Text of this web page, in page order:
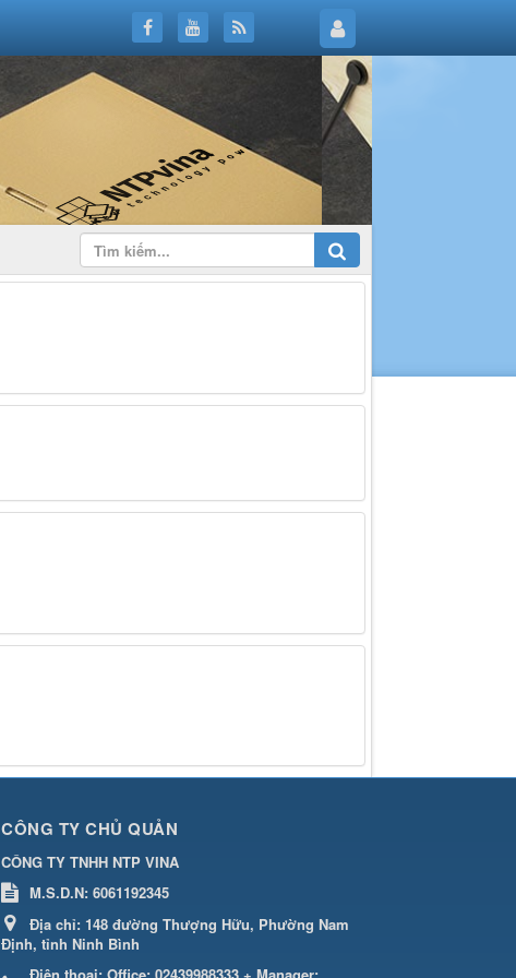
CÔNG TY CHỦ QUẢN
CÔNG TY TNHH NTP VINA
M.S.D.N: 6061192345
Địa chỉ: 148 đường Thượng Hữu, Phường Nam
Định, tỉnh Ninh Bình